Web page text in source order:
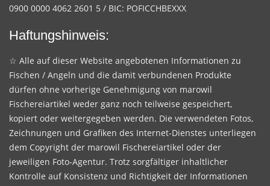
0900 0000 4062 2601 5 / BIC: POFICCHBEXXX
Haftungshinweis:
☆ Alle auf dieser Website angebotenen Informationen zu
Fischen / Angeln und die damit verbundenen Produkte
dürfen ohne vorherige Genehmigung von marowil
Fischereiartikel weder ganz noch teilweise gespeichert,
kopiert oder weitergegeben werden. Die verwendeten Fotos,
Zeichnungen und Grafiken des Internet-Dienstes unterliegen
dem Copyright der marowil Fischereiartikel oder der
jeweiligen Foto-Agentur. Trotz sorgfältiger inhaltlicher
Kontrolle auf Konsistenz und Richtigkeit der Informationen